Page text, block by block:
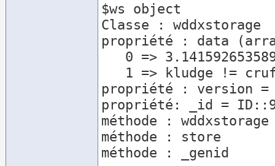
$ws object
Classe : wddxstorage
propriété : data
propriété : version =
propriété: _id =
méthode : wddxstorage
méthode : store